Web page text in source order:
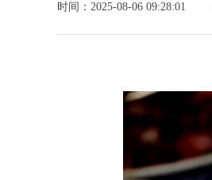
时间：2025-08-06 09:28:01